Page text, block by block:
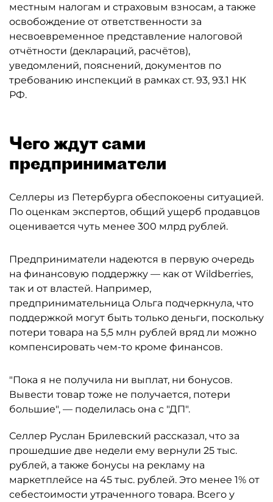
местным налогам и страховым взносам, а также
освобождение от ответственности за
несвоевременное представление налоговой
отчётности (деклараций, расчётов),
уведомлений, пояснений, документов по
требованию инспекций в рамках ст. 93, 93.1 НК
РФ.
Чего ждут сами
предприниматели
Селлеры из Петербурга обеспокоены ситуацией.
По оценкам экспертов, общий ущерб продавцов
оценивается чуть менее 300 млрд рублей.
Предприниматели надеются в первую очередь
на финансовую поддержку — как от Wildberries,
так и от властей. Например,
предпринимательница Ольга подчеркнула, что
поддержкой могут быть только деньги, поскольку
потери товара на 5,5 млн рублей вряд ли можно
компенсировать чем-то кроме финансов.
"Пока я не получила ни выплат, ни бонусов.
Вывести товар тоже не получается, потери
большие", — поделилась она с "ДП".
Селлер Руслан Брилевский рассказал, что за
прошедшие две недели ему вернули 25 тыс.
рублей, а также бонусы на рекламу на
маркетплейсе на 45 тыс. рублей. Это менее 1% от
себестоимости утраченного товара. Всего у